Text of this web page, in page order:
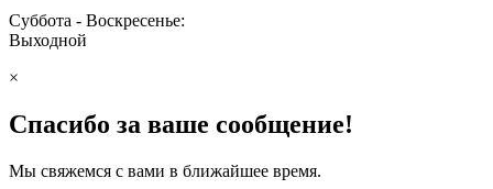
Суббота - Воскресенье:
Выходной
×
Спасибо за ваше сообщение!
Мы свяжемся с вами в ближайшее время.